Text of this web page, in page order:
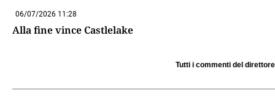
06/07/2026 11:28
Alla fine vince Castlelake
Tutti i commenti del direttore